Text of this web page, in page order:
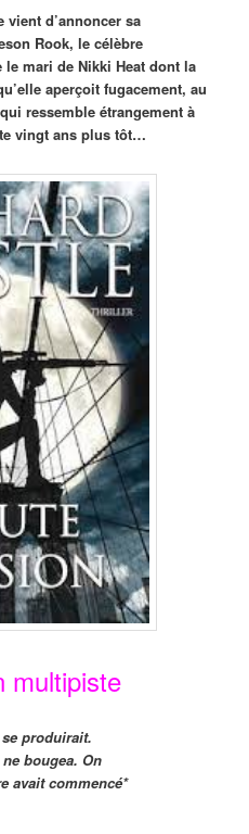
d’annoncer sa
Rook, le célèbre
mari de Nikki Heat dont la
aperçoit fugacement, au
ressemble étrangement à
vingt ans plus tôt…
multipiste
produirait.
bougea. On
avait commencé*